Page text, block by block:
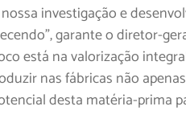
investigação e
garante o diretor-
está na valorização
nas fábricas não
desta matéria-prima